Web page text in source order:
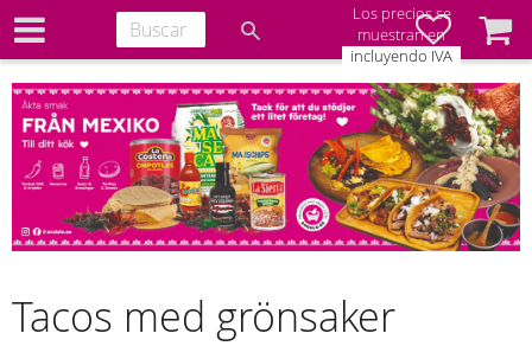
Los precios se
muestran en
incluyendo IVA
Favoritos
Cesta
Tacos med grönsaker